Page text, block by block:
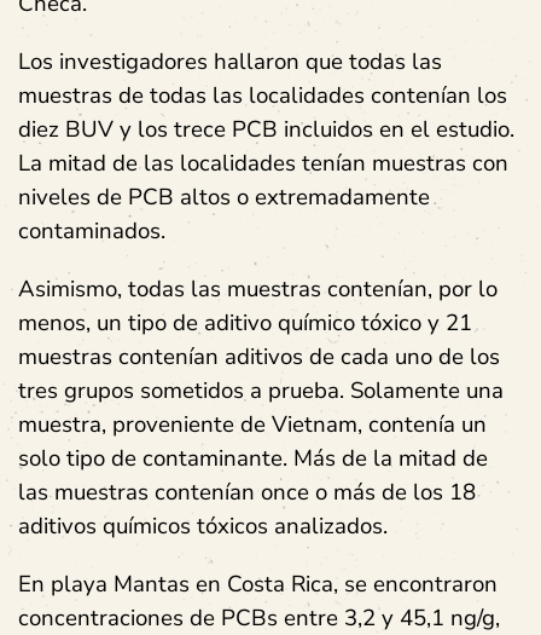
Los investigadores hallaron que todas las
muestras de todas las localidades contenían los
diez BUV y los trece PCB incluidos en el estudio.
La mitad de las localidades tenían muestras con
niveles de PCB altos o extremadamente
contaminados.
Asimismo, todas las muestras contenían, por lo
menos, un tipo de aditivo químico tóxico y 21
muestras contenían aditivos de cada uno de los
tres grupos sometidos a prueba. Solamente una
muestra, proveniente de Vietnam, contenía un
solo tipo de contaminante. Más de la mitad de
las muestras contenían once o más de los 18
aditivos químicos tóxicos analizados.
En playa Mantas en Costa Rica, se encontraron
concentraciones de PCBs entre 3,2 y 45,1 ng/g,